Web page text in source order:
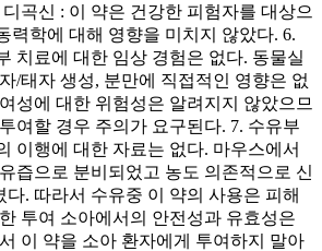
곡신 : 이 약은 건강한 피험자를 대상으
력학에 대해 영향을 미치지 않았다. 6.
치료에 대한 임상 경험은 없다. 동물실
/태자 생성, 분만에 직접적인 영향은 없
성에 대한 위험성은 알려지지 않았으므
여할 경우 주의가 요구된다. 7. 수유부
이행에 대한 자료는 없다. 마우스에서
즙으로 분비되었고 농도 의존적으로 신
. 따라서 수유중 이 약의 사용은 피해
투여 소아에서의 안전성과 유효성은
이 약을 소아 환자에게 투여하지 말아